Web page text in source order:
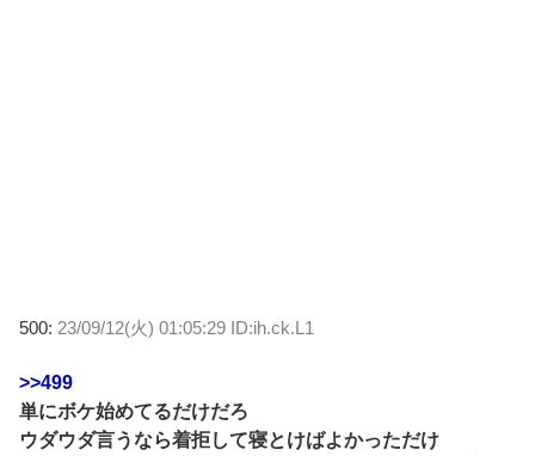
500: 23/09/12(火) 01:05:29 ID:ih.ck.L1
>>499
単にボケ始めてるだけだろ
ウダウダ言うなら着拒して寝とけばよかっただけ